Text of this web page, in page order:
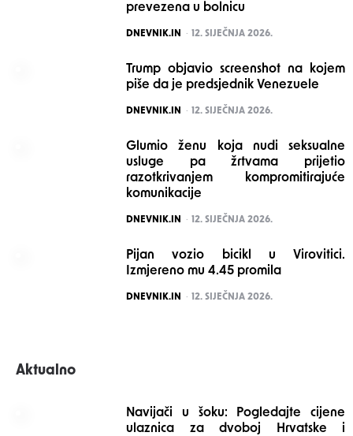
prevezena u bolnicu
POSTED
DNEVNIK.IN 12. SIJEČNJA 2026.
Trump objavio screenshot na kojem
piše da je predsjednik Venezuele
POSTED
DNEVNIK.IN 12. SIJEČNJA 2026.
Glumio ženu koja nudi seksualne
usluge pa žrtvama prijetio
razotkrivanjem kompromitirajuće
komunikacije
POSTED
DNEVNIK.IN 12. SIJEČNJA 2026.
Pijan vozio bicikl u Virovitici.
Izmjereno mu 4.45 promila
POSTED
DNEVNIK.IN 12. SIJEČNJA 2026.
Aktualno
Navijači u šoku: Pogledajte cijene
ulaznica za dvoboj Hrvatske i